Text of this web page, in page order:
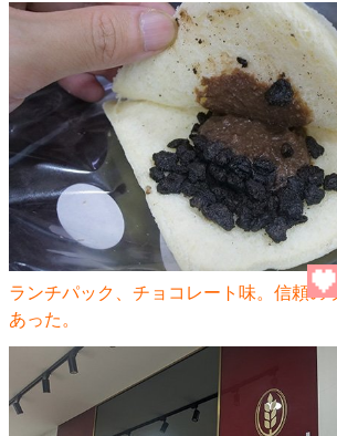
ランチパック、チョコレート味。信頼の
あった。